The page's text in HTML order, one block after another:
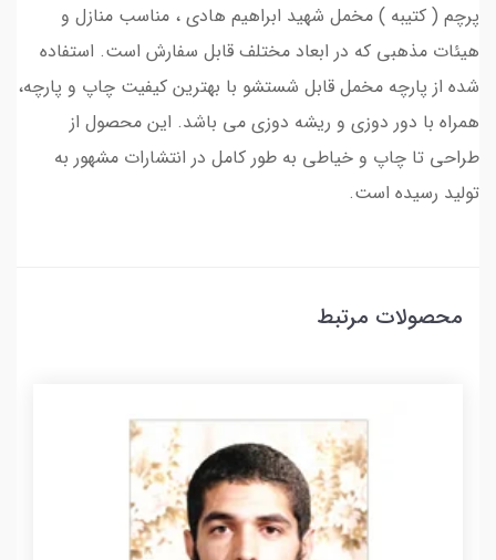
پرچم ( کتیبه ) مخمل شهید ابراهیم هادی ، مناسب منازل و
هیئات مذهبی که در ابعاد مختلف قابل سفارش است. استفاده
شده از پارچه مخمل قابل شستشو با بهترین کیفیت چاپ و پارچه،
همراه با دور دوزی و ریشه دوزی می باشد. این محصول از
طراحی تا چاپ و خیاطی به طور کامل در انتشارات مشهور به
تولید رسیده است.
محصولات مرتبط